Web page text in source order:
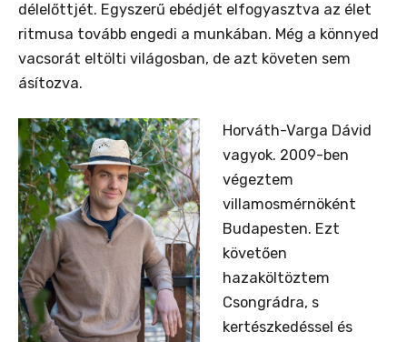
délelőttjét. Egyszerű ebédjét elfogyasztva az élet
ritmusa tovább engedi a munkában. Még a könnyed
vacsorát eltölti világosban, de azt követen sem
ásítozva.
Horváth-Varga Dávid
vagyok. 2009-ben
végeztem
villamosmérnöként
Budapesten. Ezt
követően
hazaköltöztem
Csongrádra, s
kertészkedéssel és